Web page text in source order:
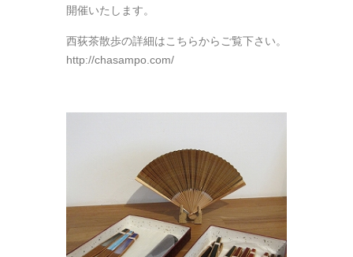
開催いたします。
西荻茶散歩の詳細はこちらからご覧下さい。
http://chasampo.com/